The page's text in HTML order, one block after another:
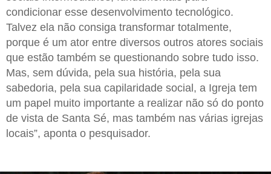
condicionar esse desenvolvimento tecnológico.
Talvez ela não consiga transformar totalmente,
porque é um ator entre diversos outros atores sociais
que estão também se questionando sobre tudo isso.
Mas, sem dúvida, pela sua história, pela sua
sabedoria, pela sua capilaridade social, a Igreja tem
um papel muito importante a realizar não só do ponto
de vista de Santa Sé, mas também nas várias igrejas
locais”, aponta o pesquisador.